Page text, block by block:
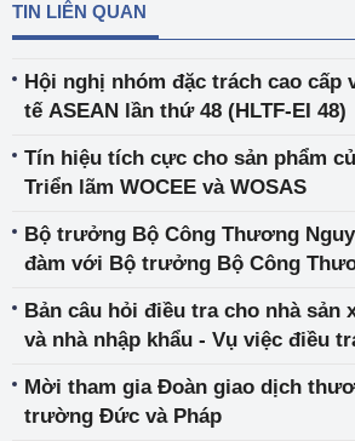
TIN LIÊN QUAN
Hội nghị nhóm đặc trách cao cấp
tế ASEAN lần thứ 48 (HLTF-EI 48)
Tín hiệu tích cực cho sản phẩm
Triển lãm WOCEE và WOSAS
Bộ trưởng Bộ Công Thương
đàm với Bộ trưởng Bộ Công
Bản câu hỏi điều tra cho nhà sản
và nhà nhập khẩu - Vụ việc điều
kính nổi không màu có xuất xứ từ
nê-xi-a và Ma-lai-xi-a (Mã vụ việc:
Mời tham gia Đoàn giao dịch
trường Đức và Pháp